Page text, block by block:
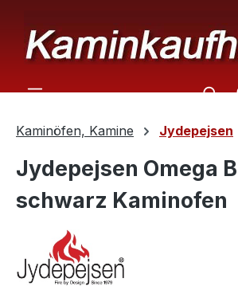
Kaminöfen, Kamine Jydepejsen
Jydepejsen Omega
schwarz Kaminofen